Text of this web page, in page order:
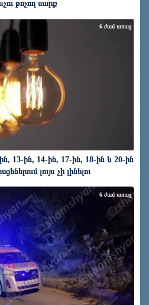
թռչող սարք
13-ին, 14-ին, 17-ին, 18-ին և 20-ին
լույս չի լինելու
6 ժամ առաջ
6 ժամ առաջ